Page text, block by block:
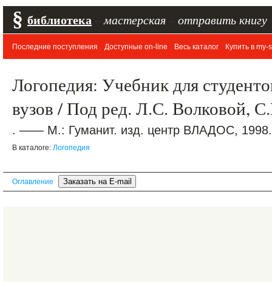
§ библиотека мастерская отправить книгу
Последние поступления Доступные on-line Весь каталог Купить в my-
Логопедия: Учебник для
вузов / Под ред. Л.С. Волковой,
. —— М.: Гуманит. изд. центр ВЛАДОС,
В каталоге: Логопедия
Оглавление